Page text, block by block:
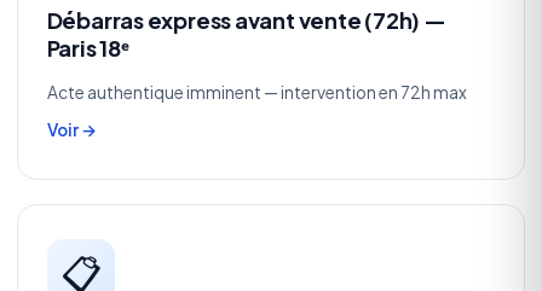
Débarras express avant vente (72h) —
Paris 18ᵉ
Acte authentique imminent — intervention en 72h max
Voir →
📋